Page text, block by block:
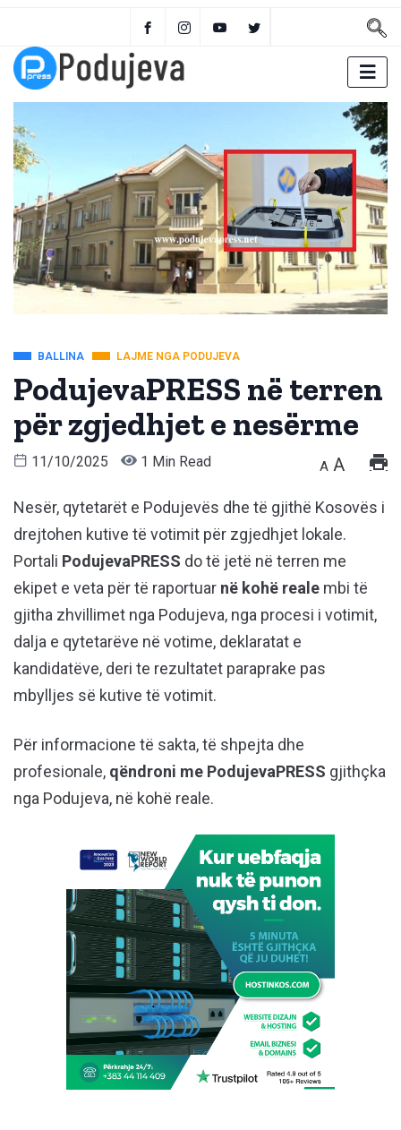
BALLINA LAJME NGA PODUJEVA
PodujevaPRESS në terren
për zgjedhjet e nesërme
11/10/2025 1 Min Read A A
Nesër, qytetarët e Podujevës dhe të gjithë Kosovës i
drejtohen kutive të votimit për zgjedhjet lokale.
Portali PodujevaPRESS do të jetë në terren me
ekipet e veta për të raportuar në kohë reale mbi të
gjitha zhvillimet nga Podujeva, nga procesi i votimit,
dalja e qytetarëve në votime, deklaratat e
kandidatëve, deri te rezultatet paraprake pas
mbylljes së kutive të votimit.
Për informacione të sakta, të shpejta dhe
profesionale, qëndroni me PodujevaPRESS gjithçka
nga Podujeva, në kohë reale.